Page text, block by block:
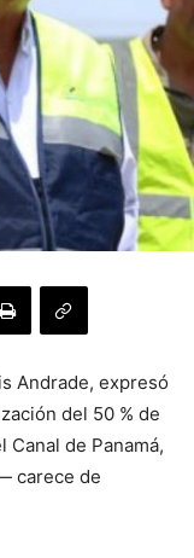
Andrade, expresó
del 50 % de
de Panamá,
carece de